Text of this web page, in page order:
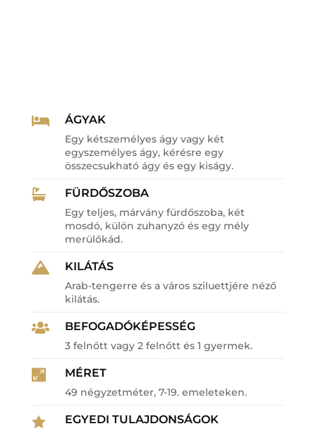
 ÁGYAK
Egy kétszemélyes ágy vagy két
egyszemélyes ágy, kérésre egy
összecsukható ágy és egy kiságy.
 FÜRDŐSZOBA
Egy teljes, márvány fürdőszoba, két
mosdó, külön zuhanyzó és egy mély
merülőkád.
 KILÁTÁS
Arab-tengerre és a város sziluettjére néző
kilátás.
 BEFOGADÓKÉPESSÉG
3 felnőtt vagy 2 felnőtt és 1 gyermek.
 MÉRET
49 négyzetméter, 7-19. emeleteken.
 EGYEDI TULAJDONSÁGOK